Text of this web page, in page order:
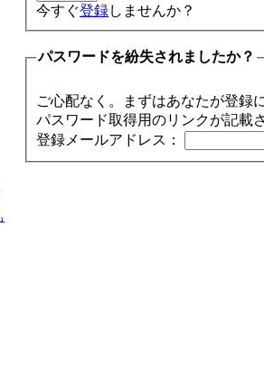
今すぐ登録しませんか？
パスワードを紛失されましたか？
ご心配なく。まずはあなたが登録
パスワード取得用のリンクが記載
登録メールアドレス：